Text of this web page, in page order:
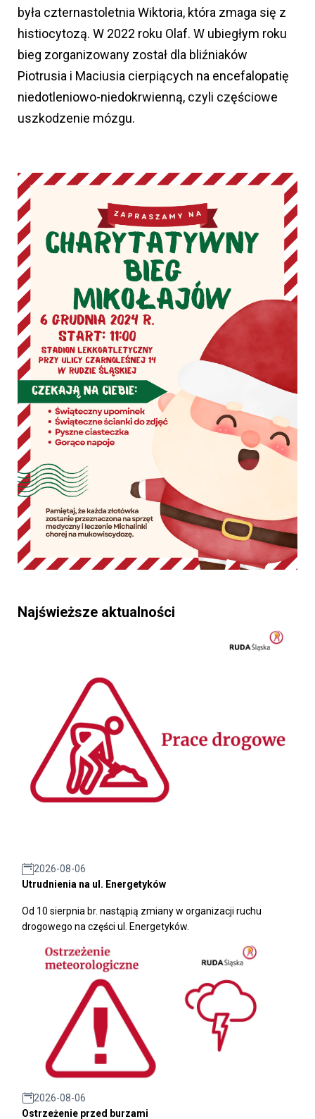
była czternastoletnia Wiktoria, która zmaga się z
histiocytozą. W 2022 roku Olaf. W ubiegłym roku
bieg zorganizowany został dla bliźniaków
Piotrusia i Maciusia cierpiących na encefalopatię
niedotleniowo-niedokrwienną, czyli częściowe
uszkodzenie mózgu.
Najświeższe aktualności
2026-08-06
Utrudnienia na ul. Energetyków
Od 10 sierpnia br. nastąpią zmiany w organizacji ruchu
drogowego na części ul. Energetyków.
2026-08-06
Ostrzeżenie przed burzami